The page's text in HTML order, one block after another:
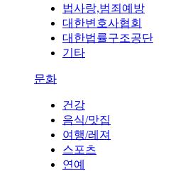
법사랑,범죄예방
대한변호사협회
대한법률구조공단
기타
문화
건강
음식/맛집
여행/레져
스포츠
연예